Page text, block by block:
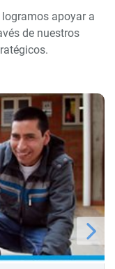
apoyar a
de nuestros